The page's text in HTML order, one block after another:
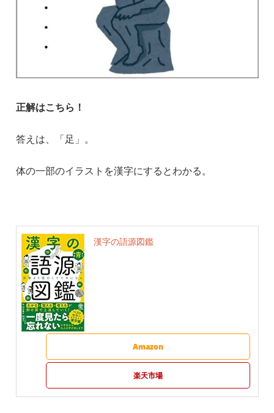
正解はこちら！
答えは、「足」。
体の一部のイラストを漢字にするとわかる。
漢字の語源図鑑
Amazon
楽天市場